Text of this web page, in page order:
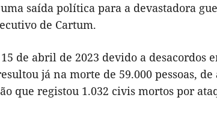
saída política para a devastadora
de Cartum.
de abril de 2023 devido a desacordos
já na morte de 59.000 pessoas,
que registou 1.032 civis mortos por